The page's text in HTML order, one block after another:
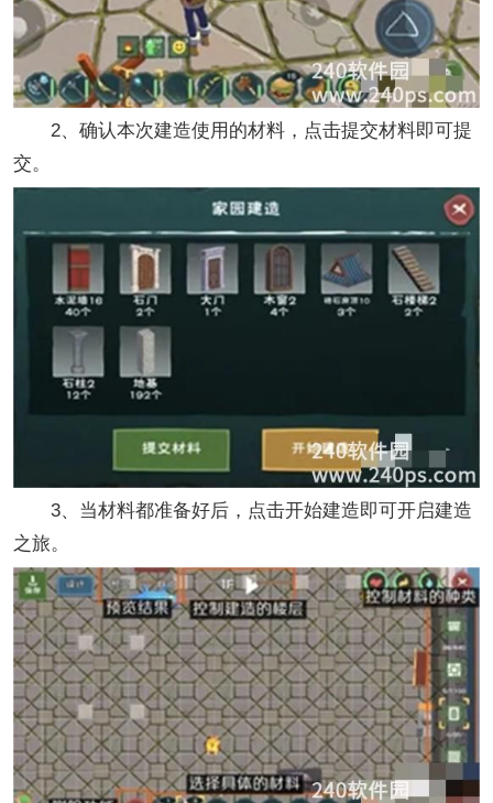
2、确认本次建造使用的材料，点击提交材料即可提
交。
3、当材料都准备好后，点击开始建造即可开启建造
之旅。